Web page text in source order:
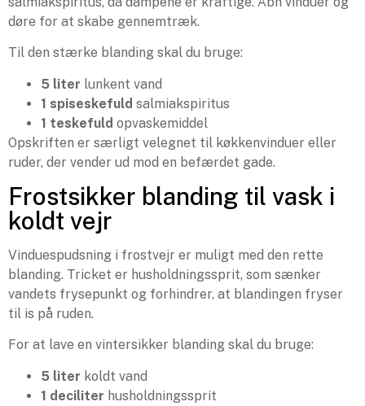
døre for at skabe gennemtræk.
Til den stærke blanding skal du bruge:
5 liter lunkent vand
1 spiseskefuld salmiakspiritus
1 teskefuld opvaskemiddel
Opskriften er særligt velegnet til køkkenvinduer eller
ruder, der vender ud mod en befærdet gade.
Frostsikker blanding til vask i
koldt vejr
Vinduespudsning i frostvejr er muligt med den rette
blanding. Tricket er husholdningssprit, som sænker
vandets frysepunkt og forhindrer, at blandingen fryser
til is på ruden.
For at lave en vintersikker blanding skal du bruge:
5 liter koldt vand
1 deciliter husholdningssprit